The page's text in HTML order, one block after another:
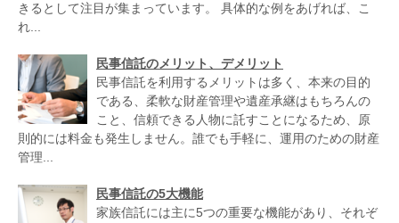
きるとして注目が集まっています。 具体的な例をあげれば、こ
れ...
民事信託のメリット、デメリット
民事信託を利用するメリットは多く、本来の目的
である、柔軟な財産管理や遺産承継はもちろんの
こと、信頼できる人物に託すことになるため、原
則的には料金も発生しません。誰でも手軽に、運用のための財産
管理...
民事信託の5大機能
家族信託には主に5つの重要な機能があり、それぞ